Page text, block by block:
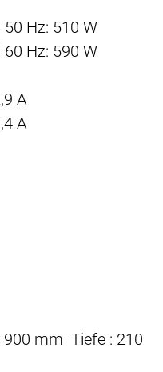
50 Hz: 510 W
60 Hz: 590 W
A
A
mm Tiefe : 210